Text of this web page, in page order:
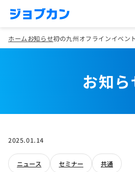
ホームお知らせ初の九州オフラインイベン
お知ら
2025.01.14
ニュース セミナー 共通